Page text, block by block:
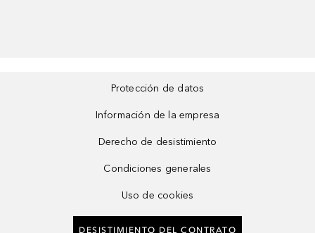
Protección de datos
Información de la empresa
Derecho de desistimiento
Condiciones generales
Uso de cookies
DESISTIMIENTO DEL CONTRATO